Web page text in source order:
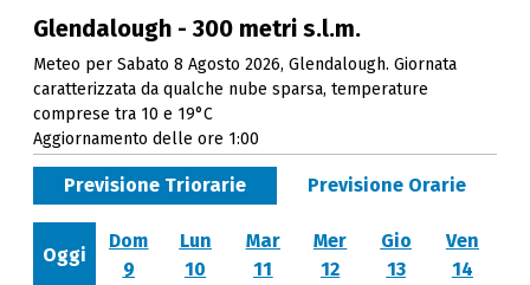
Glendalough - 300 metri s.l.m.
Meteo per Sabato 8 Agosto 2026, Glendalough. Giornata
caratterizzata da qualche nube sparsa, temperature
comprese tra 10 e 19°C
Aggiornamento delle ore 1:00
Previsione Triorarie Previsione Orarie
Oggi
Dom
9
Lun
10
Mar
11
Mer
12
Gio
13
Ven
14